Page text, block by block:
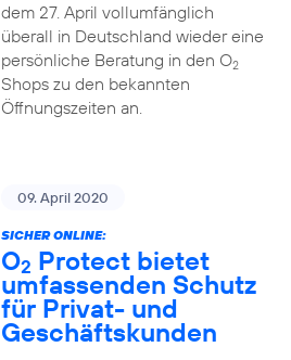
dem 27. April vollumfänglich
überall in Deutschland wieder eine
persönliche Beratung in den O2
Shops zu den bekannten
Öffnungszeiten an.
09. April 2020
SICHER ONLINE:
O2 Protect bietet
umfassenden Schutz
für Privat- und
Geschäftskunden